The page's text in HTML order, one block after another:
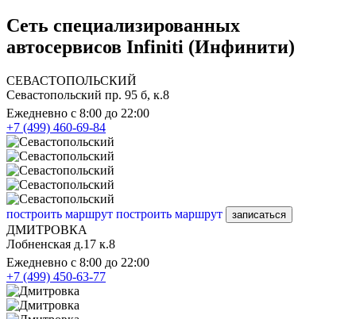
Сеть специализированных
автосервисов Infiniti (Инфинити)
СЕВАСТОПОЛЬСКИЙ
Севастопольский пр. 95 б, к.8
Ежедневно с 8:00 до 22:00
+7 (499) 460-69-84
построить маршрут построить маршрут записаться
ДМИТРОВКА
Лобненская д.17 к.8
Ежедневно с 8:00 до 22:00
+7 (499) 450-63-77